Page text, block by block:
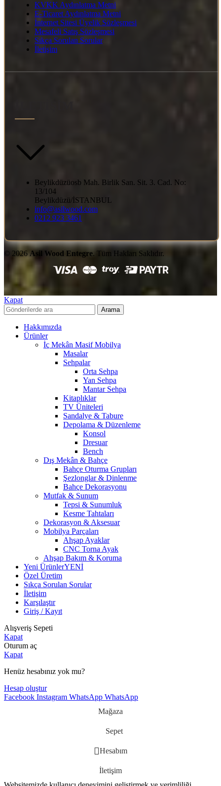
KVKK Aydınlatma Metni
E-Ticaret Aydınlatma Metni
İnternet Sitesi Üyelik Sözleşmesi
Mesafeli Satış Sözleşmesi
Sıkça Sorulan Sorular
İletişim
Beylikdüzüosb Mah. Birlik San. Sit. 3. Cad. No:
13/104
Beylikdüzü/İSTANBUL
info@asilwood.com
0212 923 3461
© 2026Asil Wood Entegre. Tüm Hakları Saklıdır.
Kapat
Arama
Hakkımızda
Ürünler
İç Mekân Masif Mobilya
Masalar
Sehpalar
Orta Sehpa
Yan Sehpa
Mantar Sehpa
Kitaplıklar
TV Üniteleri
Sandalye & Tabure
Depolama & Düzenleme
Konsol
Dresuar
Bench
Dış Mekân & Bahçe
Bahçe Oturma Grupları
Şezlonglar & Dinlenme
Bahçe Dekorasyonu
Mutfak & Sunum
Tepsi & Sunumluk
Kesme Tahtaları
Dekorasyon & Aksesuar
Mobilya Parçaları
Ahşap Ayaklar
CNC Torna Ayak
Ahşap Bakım & Koruma
Yeni ÜrünlerYENİ
Özel Üretim
Sıkça Sorulan Sorular
İletişim
Karşılaştır
Giriş / Kayıt
Alışveriş Sepeti
Kapat
Oturum aç
Kapat
Henüz hesabınız yok mu?
Hesap oluştur
Facebook Instagram WhatsApp WhatsApp
Mağaza
Sepet
Hesabım
İletişim